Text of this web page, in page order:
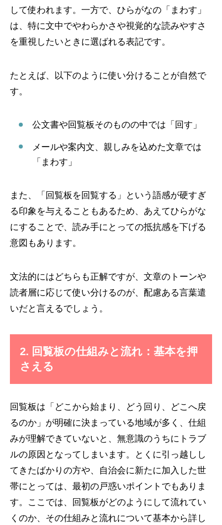
して使われます。一方で、ひらがなの「まわす」
は、特に文中でやわらかさや視覚的な読みやすさ
を重視したいときに選ばれる表記です。
たとえば、以下のように使い分けることが自然で
す。
公文書や回覧板そのものの中では「回す」
メールや案内文、親しみを込めた文章では
「まわす」
また、「回覧板を回覧する」という語感が硬すぎ
る印象を与えることもあるため、あえてひらがな
にすることで、読み手にとっての抵抗感を下げる
意図もあります。
文法的にはどちらも正解ですが、文章のトーンや
読者層に応じて使い分けるのが、配慮ある言葉遣
いだと言えるでしょう。
2. 回覧板の仕組みと流れ：基本を押
さえる
回覧板は「どこから始まり、どう回り、どこへ戻
るのか」が明確に決まっている地域が多く、仕組
みが理解できていないと、無意識のうちにトラブ
ルの原因となってしまいます。とくに引っ越しし
てきたばかりの方や、自治会に新たに加入した世
帯にとっては、最初の戸惑いポイントでもありま
す。ここでは、回覧板がどのようにして流れてい
くのか、その仕組みと流れについて基本から詳し